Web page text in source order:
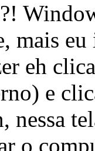
mais
eh
e
nessa
o